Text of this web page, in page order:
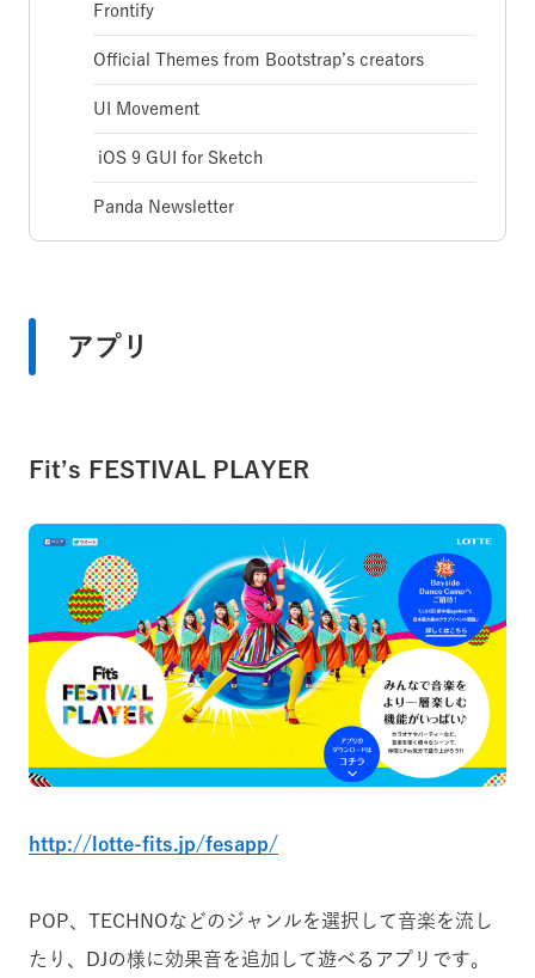
Frontify
Official Themes from Bootstrap’s creators
UI Movement
iOS 9 GUI for Sketch
Panda Newsletter
アプリ
Fit’s FESTIVAL PLAYER
http://lotte-fits.jp/fesapp/
POP、TECHNOなどのジャンルを選択して音楽を流し
たり、DJの様に効果音を追加して遊べるアプリです。